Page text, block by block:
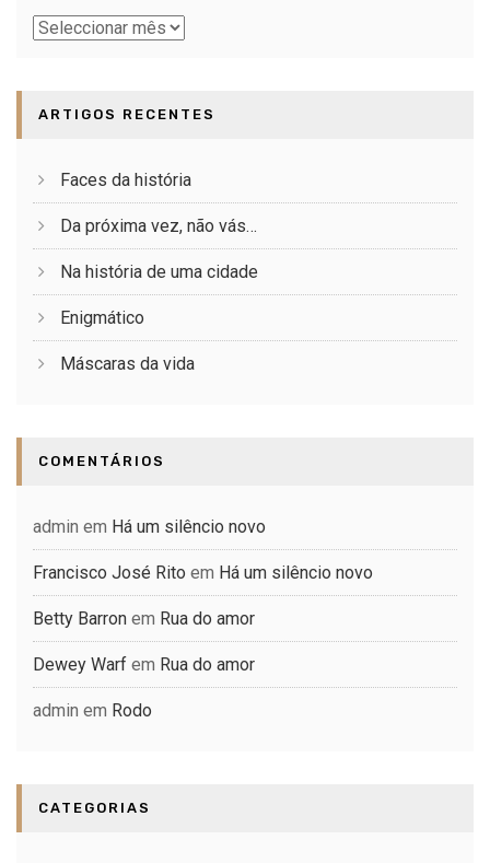
Baú
ARTIGOS RECENTES
Faces da história
Da próxima vez, não vás…
Na história de uma cidade
Enigmático
Máscaras da vida
COMENTÁRIOS
admin em Há um silêncio novo
Francisco José Rito em Há um silêncio novo
Betty Barron em Rua do amor
Dewey Warf em Rua do amor
admin em Rodo
CATEGORIAS